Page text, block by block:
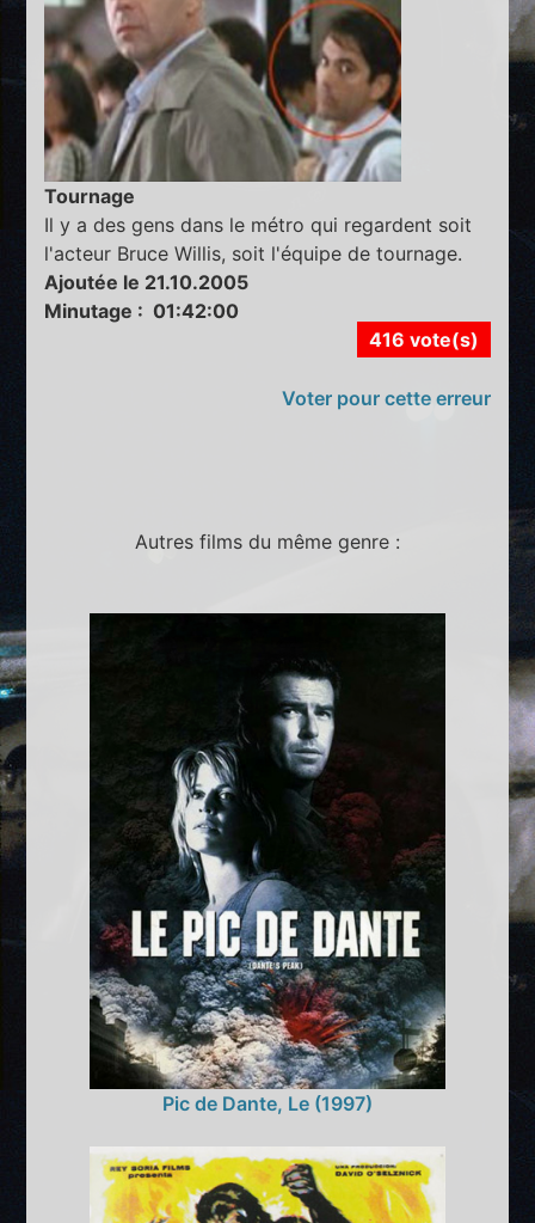
Tournage
Il y a des gens dans le métro qui regardent soit
l'acteur Bruce Willis, soit l'équipe de tournage.
Ajoutée le 21.10.2005
Minutage : 01:42:00
416 vote(s)
Voter pour cette erreur
Autres films du même genre :
Pic de Dante, Le (1997)